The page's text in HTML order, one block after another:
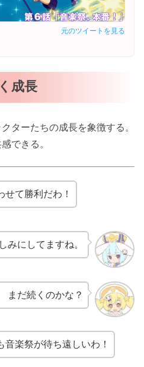
元のツイートを見る
成長
ターたちの成長を象徴する。
できる。
せて勝利だわ！
みにしてますね。
まだ続くのかな？
音楽祭が待ち遠しいわ！